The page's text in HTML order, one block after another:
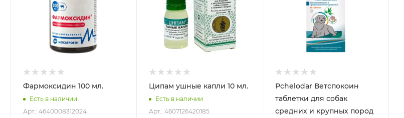
Фармоксидин 100 мл.
Есть в наличии
Арт.: 4640008312024
Ципам ушные капли 10 мл.
Есть в наличии
Арт.: 4607126420185
Pchelodar Ветспокоин
таблетки для собак
средних и крупных пород